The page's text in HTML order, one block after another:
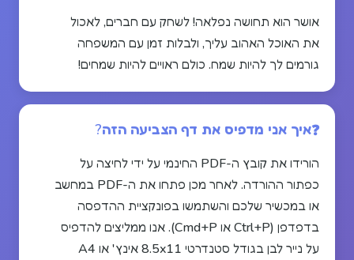
אושר הוא תחושה נפלאה! לשחק עם חברים, לאכול
את האוכל האהוב עליך, ולבלות זמן עם המשפחה
גורמים לך להיות שמח. כולם ראויים להיות שמחים!
איך אני מדפיס את דף הצביעה הזה?
הורידו את קובץ ה-PDF החינמי על ידי לחיצה על
כפתור ההורדה. לאחר מכן פתחו את ה-PDF במחשב
או במכשיר שלכם והשתמשו בפונקציית ההדפסה
בדפדפן (Ctrl+P או Cmd+P). אנו ממליצים להדפיס
על נייר לבן בגודל סטנדרטי 8.5x11 אינץ' או A4